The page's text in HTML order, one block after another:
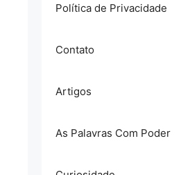
Política de Privacidade
Contato
Artigos
As Palavras Com Poder